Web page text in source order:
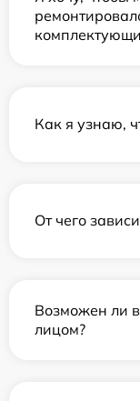
Как я узнаю,
От чего
Возможен ли
лицом?